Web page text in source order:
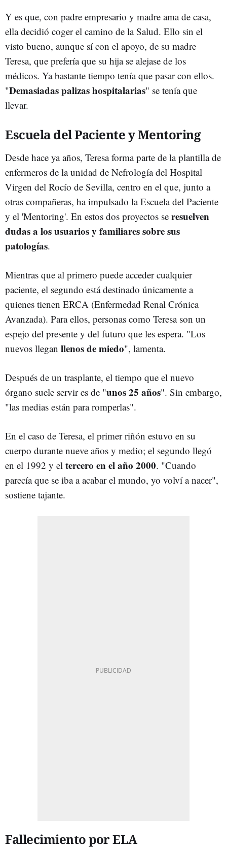
Y es que, con padre empresario y madre ama de casa,
ella decidió coger el camino de la Salud. Ello sin el
visto bueno, aunque sí con el apoyo, de su madre
Teresa, que prefería que su hija se alejase de los
médicos. Ya bastante tiempo tenía que pasar con ellos.
"Demasiadas palizas hospitalarias" se tenía que
llevar.
Escuela del Paciente y Mentoring
Desde hace ya años, Teresa forma parte de la plantilla de
enfermeros de la unidad de Nefrología del Hospital
Virgen del Rocío de Sevilla, centro en el que, junto a
otras compañeras, ha impulsado la Escuela del Paciente
y el 'Mentoring'. En estos dos proyectos se resuelven
dudas a los usuarios y familiares sobre sus
patologías.
Mientras que al primero puede acceder cualquier
paciente, el segundo está destinado únicamente a
quienes tienen ERCA (Enfermedad Renal Crónica
Avanzada). Para ellos, personas como Teresa son un
espejo del presente y del futuro que les espera. "Los
nuevos llegan llenos de miedo", lamenta.
Después de un trasplante, el tiempo que el nuevo
órgano suele servir es de "unos 25 años". Sin embargo,
"las medias están para romperlas".
En el caso de Teresa, el primer riñón estuvo en su
cuerpo durante nueve años y medio; el segundo llegó
en el 1992 y el tercero en el año 2000. "Cuando
parecía que se iba a acabar el mundo, yo volví a nacer",
sostiene tajante.
Fallecimiento por ELA